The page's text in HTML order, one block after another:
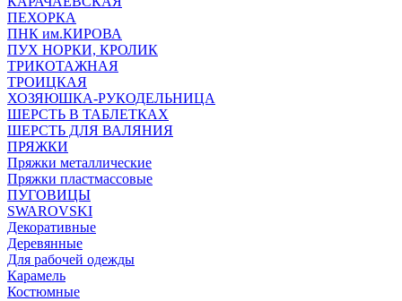
ПЕХОРКА
ПНК им.КИРОВА
ПУХ НОРКИ, КРОЛИК
ТРИКОТАЖНАЯ
ТРОИЦКАЯ
ХОЗЯЮШКА-РУКОДЕЛЬНИЦА
ШЕРСТЬ В ТАБЛЕТКАХ
ШЕРСТЬ ДЛЯ ВАЛЯНИЯ
ПРЯЖКИ
Пряжки металлические
Пряжки пластмассовые
ПУГОВИЦЫ
SWAROVSKI
Декоративные
Деревянные
Для рабочей одежды
Карамель
Костюмные